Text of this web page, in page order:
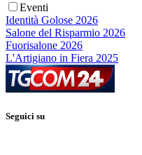
Eventi
Identità Golose 2026
Salone del Risparmio 2026
Fuorisalone 2026
L'Artigiano in Fiera 2025
Seguici su